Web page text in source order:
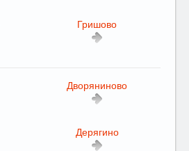
Гришово
Дворяниново
Дерягино